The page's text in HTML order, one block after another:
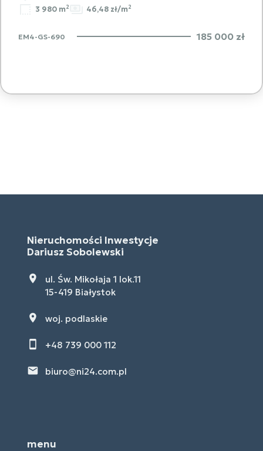
3 980 m2 46,48 zł/m2
EM4-GS-690 185 000 zł
Nieruchomości Inwestycje
Dariusz Sobolewski
ul. Św. Mikołaja 1 lok.11
15-419 Białystok
woj. podlaskie
+48 739 000 112
biuro@ni24.com.pl
menu